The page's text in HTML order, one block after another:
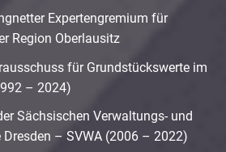
Expertengremium für
Region Oberlausitz
für Grundstückswerte im
– 2024)
Sächsischen Verwaltungs- und
– SVWA (2006 – 2022)